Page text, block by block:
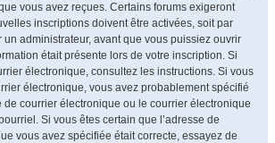
vous avez reçues. Certains forums exigeront
inscriptions doivent être activées, soit par
un administrateur, avant que vous puissiez ouvrir
était présente lors de votre inscription. Si
électronique, consultez les instructions. Si vous
électronique, vous avez probablement spécifié
de courrier électronique ou le courrier électronique
Si vous êtes certain que l’adresse de
vous avez spécifiée était correcte, essayez de